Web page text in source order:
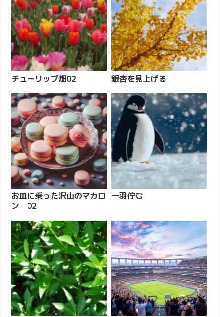
チューリップ畑02 銀杏を見上げる
お皿に乗った沢山のマカロ
ン 02
一羽佇む